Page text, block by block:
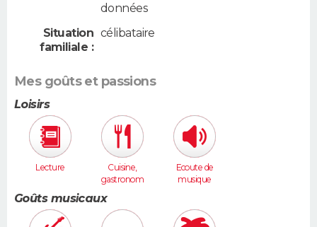
données
Situation
familiale :
célibataire
Mes goûts et passions
Loisirs
Lecture
Cuisine,
gastronom
Ecoute de
musique
Goûts musicaux